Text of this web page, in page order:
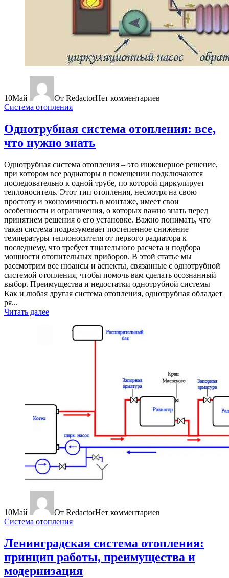
10Май От RedactorНет комментариев
Система отопления
Однотрубная система отопления: все,
что нужно знать
Однотрубная система отопления – это инженерное решение,
при котором все радиаторы в помещении подключаются
последовательно к одной трубе, по которой циркулирует
теплоноситель. Этот тип отопления, несмотря на свою
простоту и экономичность в монтаже, имеет свои
особенности и ограничения, о которых важно знать перед
принятием решения о его установке. Важно понимать, что
такая система подразумевает постепенное снижение
температуры теплоносителя от первого радиатора к
последнему, что требует тщательного расчета и подбора
мощности отопительных приборов. В этой статье мы
рассмотрим все нюансы и аспекты, связанные с однотрубной
системой отопления, чтобы помочь вам сделать осознанный
выбор. Преимущества и недостатки однотрубной системы
Как и любая другая система отопления, однотрубная обладает
ря...
Читать далее
10Май От RedactorНет комментариев
Система отопления
Ленинградская система отопления:
принцип работы, преимущества и
модернизация